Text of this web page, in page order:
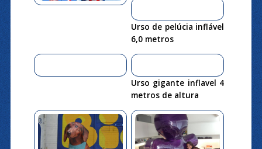
Urso de pelúcia inflável
6,0 metros
Urso gigante inflavel 4
metros de altura